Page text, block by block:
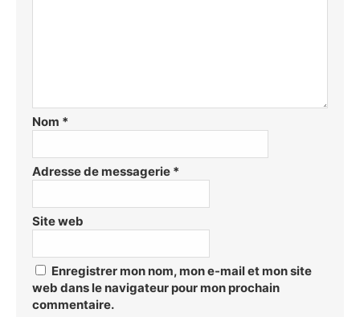
Nom *
Adresse de messagerie *
Site web
Enregistrer mon nom, mon e-mail et mon site
web dans le navigateur pour mon prochain
commentaire.